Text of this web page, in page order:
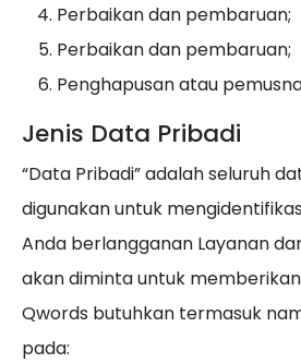
Perbaikan dan pembaruan;
Perbaikan dan pembaruan;
Penghapusan atau
Jenis Data Pribadi
“Data Pribadi” adalah seluruh
digunakan untuk
Anda berlangganan Layanan
akan diminta untuk
Qwords butuhkan termasuk
pada: